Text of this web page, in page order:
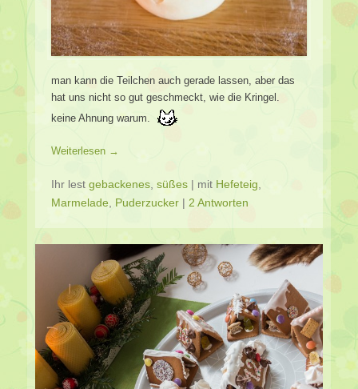
man kann die Teilchen auch gerade lassen, aber das
hat uns nicht so gut geschmeckt, wie die Kringel.
keine Ahnung warum.
Weiterlesen →
Ihr lest gebackenes, süßes | mit Hefeteig,
Marmelade, Puderzucker | 2 Antworten